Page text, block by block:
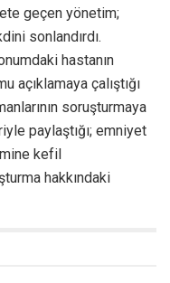
geçen yönetim;
sonlandırdı.
hastanın
açıklamaya çalıştığı
soruşturmaya
paylaştığı; emniyet
kefil
hakkındaki